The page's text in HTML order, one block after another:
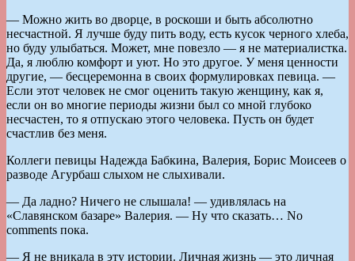
— Можно жить во дворце, в роскоши и быть абсолютно
несчастной. Я лучше буду пить воду, есть кусок черного хлеба,
но буду улыбаться. Может, мне повезло — я не материалистка.
Да, я люблю комфорт и уют. Но это другое. У меня ценности
другие, — бесцеремонна в своих формулировках певица. —
Если этот человек не смог оценить такую женщину, как я,
если он во многие периоды жизни был со мной глубоко
несчастен, то я отпускаю этого человека. Пусть он будет
счастлив без меня.
Коллеги певицы Надежда Бабкина, Валерия, Борис Моисеев о
разводе Агурбаш слыхом не слыхивали.
— Да ладно? Ничего не слышала! — удивлялась на
«Славянском базаре» Валерия. — Ну что сказать… No
comments пока.
— Я не вникала в эту истории. Личная жизнь — это личная